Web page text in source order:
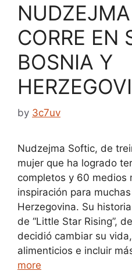
CORRE EN
BOSNIA Y
by 3c7uv
Nudzejma Softic, de
mujer que ha logrado
completos y 60 medios
inspiración para
Herzegovina. Su
de “Little Star Rising”,
decidió cambiar su
alimenticios e incluir
more